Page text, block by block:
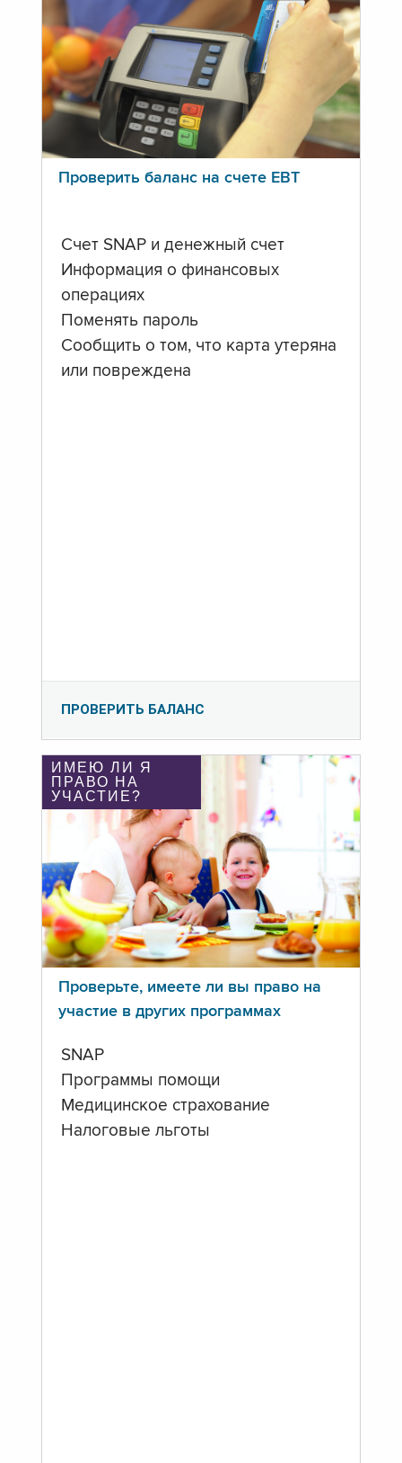
Проверить баланс на счете ЕВТ
Счет SNAP и денежный счет
Информация о финансовых
операциях
Поменять пароль
Сообщить о том, что карта утеряна
или повреждена
ПРОВЕРИТЬ БАЛАНС
ИМЕЮ ЛИ Я
ПРАВО НА
УЧАСТИЕ?
Проверьте, имеете ли вы право на
участие в других программах
SNAP
Программы помощи
Медицинское страхование
Налоговые льготы